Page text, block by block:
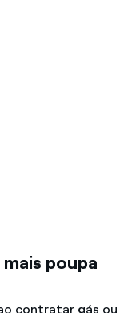
poupa
contratar gás ou